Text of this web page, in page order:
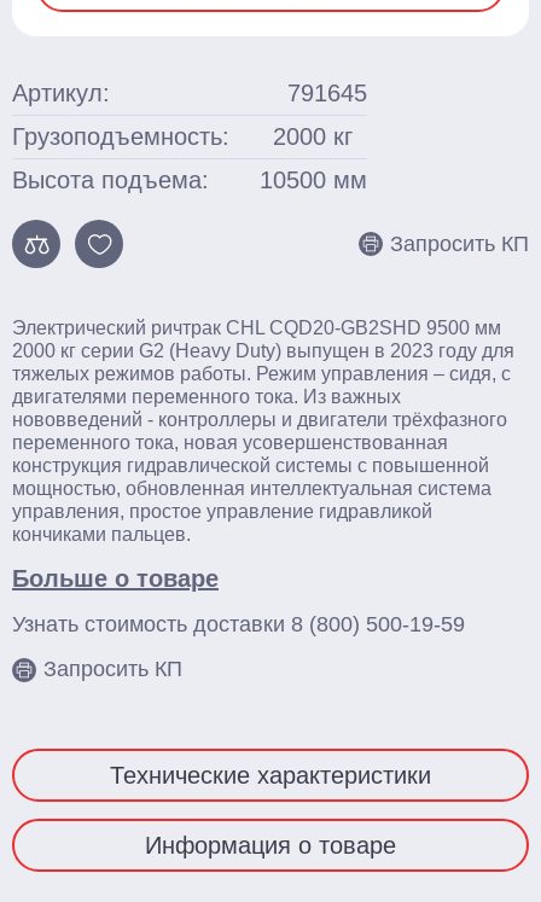
Артикул:
791645
Грузоподъемность:
2000 кг
Высота подъема:
10500 мм
Запросить КП
Электрический ричтрак CHL CQD20-GB2SHD 9500 мм
2000 кг серии G2 (Heavy Duty) выпущен в 2023 году для
тяжелых режимов работы. Режим управления – сидя, с
двигателями переменного тока. Из важных
нововведений - контроллеры и двигатели трёхфазного
переменного тока, новая усовершенствованная
конструкция гидравлической системы с повышенной
мощностью, обновленная интеллектуальная система
управления, простое управление гидравликой
кончиками пальцев.
Больше о товаре
Узнать стоимость доставки 8 (800) 500-19-59
Запросить КП
Технические характеристики
Информация о товаре